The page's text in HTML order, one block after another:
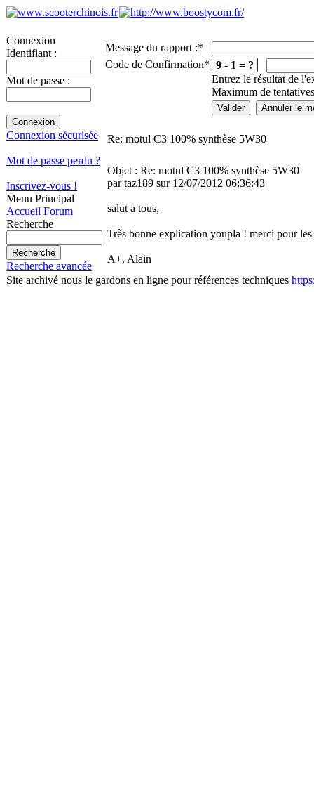
Connexion
Identifiant :
Mot de passe :
Connexion sécurisée
Mot de passe perdu ?
Inscrivez-vous !
Menu Principal
Accueil Forum
Recherche
Recherche avancée
Message du rapport :*
Code de Confirmation* 9 - 1 = ?
Entrez le résultat de
Maximum de
Re: motul C3 100% synthèse 5W30
Objet : Re: motul C3 100% synthèse 5W30
par taz189 sur 12/07/2012 06:36:43
salut a tous,
Très bonne explication youpla ! merci pour
A+, Alain
Site archivé nous le gardons en ligne pour références techniques